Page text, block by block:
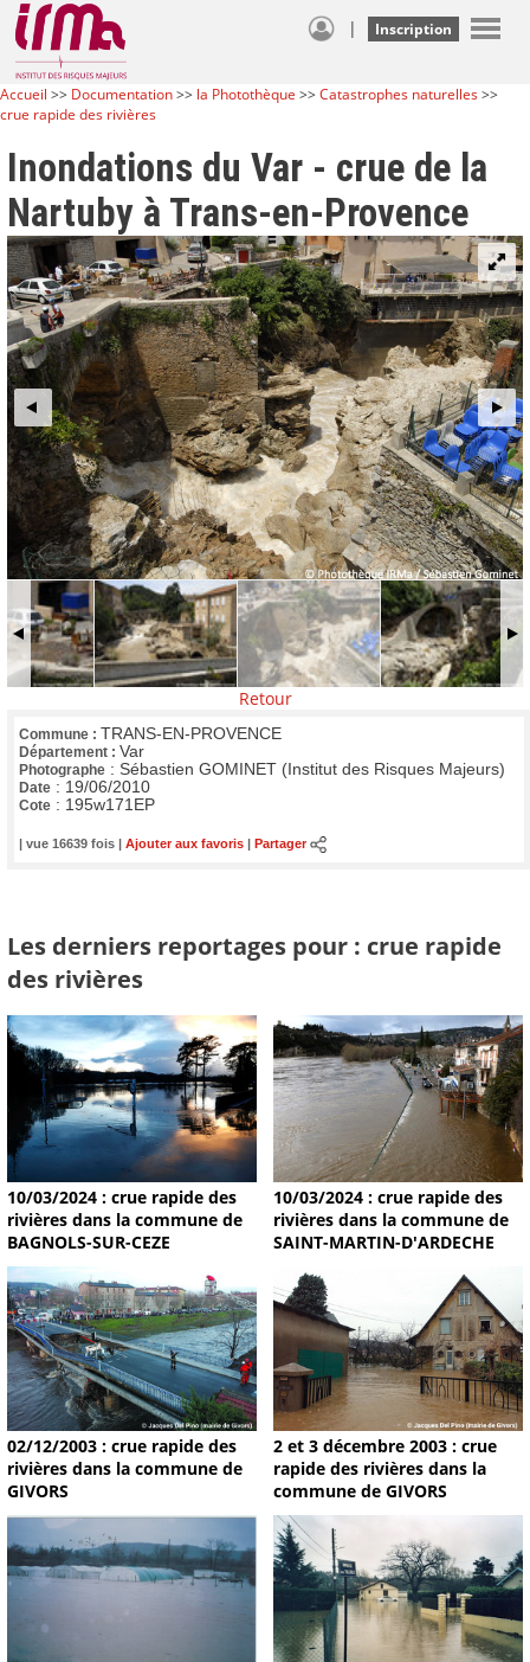
| Inscription
Accueil >> Documentation>> la Photothèque >>Catastrophes naturelles>>
crue rapide des rivières
Inondations du Var - crue de la
Nartuby à Trans-en-Provence
Retour
Commune : TRANS-EN-PROVENCE
Département : Var
Photographe : Sébastien GOMINET (Institut des Risques Majeurs)
Date : 19/06/2010
Cote : 195w171EP
| vue 16639 fois | Ajouter aux favoris Partager
Les derniers reportages pour : crue rapide
des rivières
10/03/2024 : crue rapide des
rivières dans la commune de
BAGNOLS-SUR-CEZE
10/03/2024 : crue rapide des
rivières dans la commune de
SAINT-MARTIN-D'ARDECHE
02/12/2003 : crue rapide des
rivières dans la commune de
GIVORS
2 et 3 décembre 2003 : crue
rapide des rivières dans la
commune de GIVORS